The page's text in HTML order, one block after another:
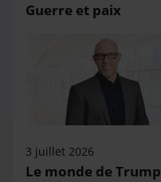
Guerre et paix
3 juillet 2026
Le monde de Trump